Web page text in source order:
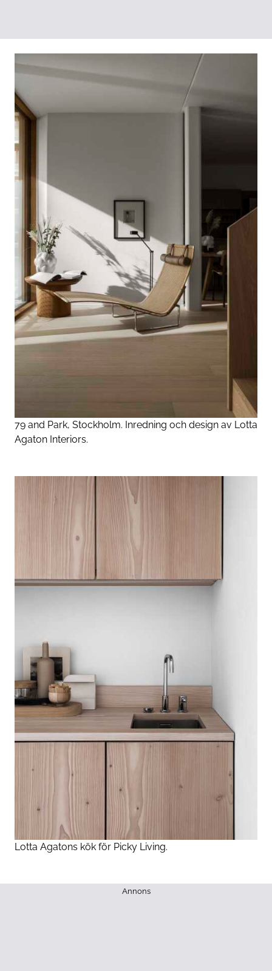
79 and Park, Stockholm. Inredning och design av Lotta
Agaton Interiors.
Lotta Agatons kök för Picky Living.
Annons